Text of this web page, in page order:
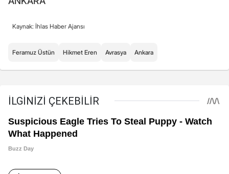
Kaynak: İhlas Haber Ajansı
Feramuz Üstün Hikmet Eren Avrasya Ankara